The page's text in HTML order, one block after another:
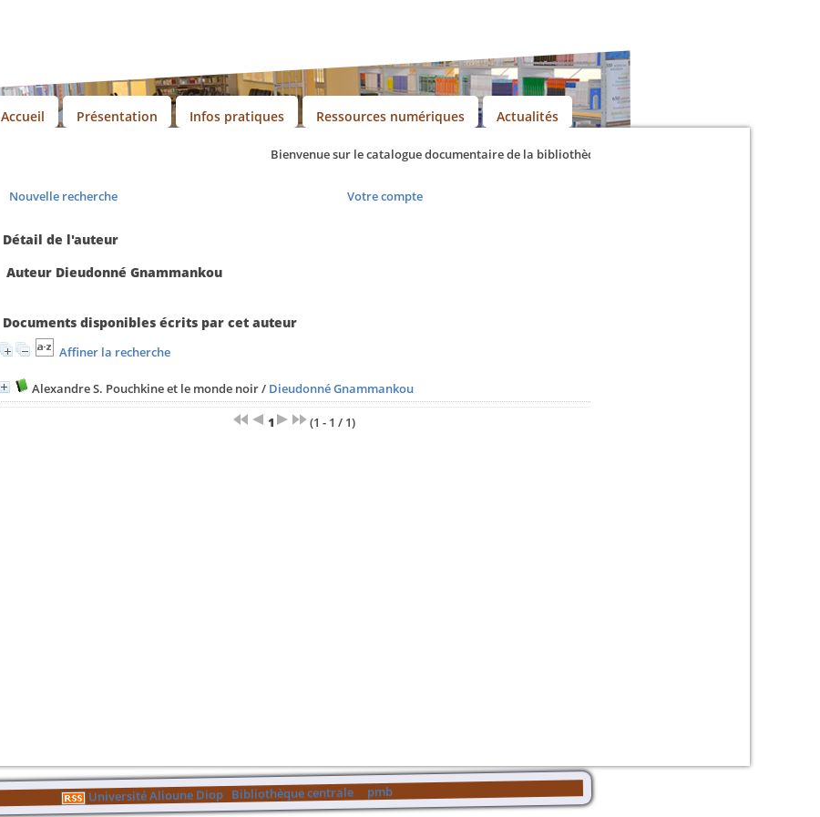
Bienvenue sur le catalogue documentaire de la bibliothèque universitaire
Nouvelle recherche Votre compte
Détail de l'auteur
Auteur Dieudonné Gnammankou
Documents disponibles écrits par cet auteur
Affiner la recherche
Alexandre S. Pouchkine et le monde noir/ Dieudonné Gnammankou
1 (1 - 1 / 1)
Université Alioune Diop Bibliothèque centrale pmb
Accueil Présentation Infos pratiques Ressources numériques Actualités